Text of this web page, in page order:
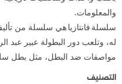
والمعلومات.
سلسلة فانتازيا هي سلسلة من
له، وتلعب دور البطولة عبير
مواصفات ضد البطل، مثل بطل
التصنيف